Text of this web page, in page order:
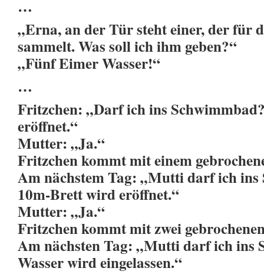
…
„Erna, an der Tür steht einer, der für
sammelt. Was soll ich ihm geben?“
„Fünf Eimer Wasser!“
…
Fritzchen: „Darf ich ins
eröffnet.“
Mutter: „Ja.“
Fritzchen kommt mit einem
Am nächstem Tag: „Mutti darf ich ins
10m-Brett wird eröffnet.“
Mutter: „Ja.“
Fritzchen kommt mit zwei
Am nächsten Tag: „Mutti darf ich ins
Wasser wird eingelassen.“